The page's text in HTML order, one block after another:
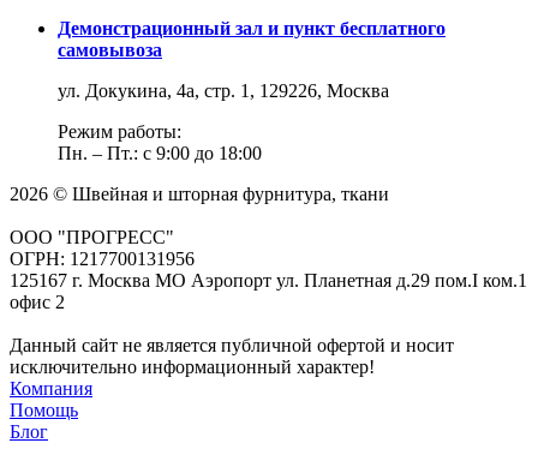
Демонстрационный зал и пункт бесплатного
самовывоза
ул. Докукина, 4а, стр. 1, 129226, Москва
Режим работы:
Пн. – Пт.: с 9:00 до 18:00
2026 © Швейная и шторная фурнитура, ткани
ООО "ПРОГРЕСС"
ОГРН: 1217700131956
125167 г. Москва МО Аэропорт ул. Планетная д.29 пом.I ком.1
офис 2
Данный сайт не является публичной офертой и носит
исключительно информационный характер!
Компания
Помощь
Блог